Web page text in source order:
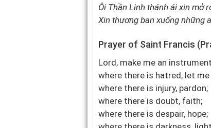
Ôi Thần Linh thánh ái xin mở
Xin thương ban xuống những
Prayer of Saint Francis (
Lord, make me an
where there is hatred, let
where there is injury, pardon;
where there is doubt, faith;
where there is despair, hope;